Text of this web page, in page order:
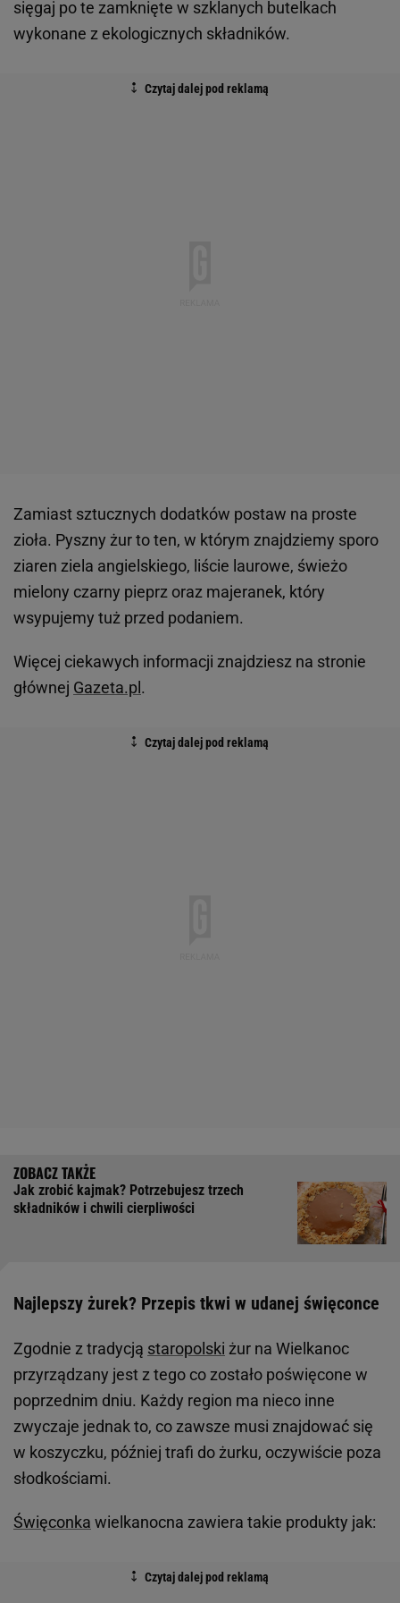
sięgaj po te zamknięte w szklanych butelkach
wykonane z ekologicznych składników.
Zamiast sztucznych dodatków postaw na proste
zioła. Pyszny żur to ten, w którym znajdziemy sporo
ziaren ziela angielskiego, liście laurowe, świeżo
mielony czarny pieprz oraz majeranek, który
wsypujemy tuż przed podaniem.
Więcej ciekawych informacji znajdziesz na stronie
głównej Gazeta.pl .
Jak zrobić kajmak? Potrzebujesz trzech
składników i chwili cierpliwości
Najlepszy żurek? Przepis tkwi w udanej święconce
Zgodnie z tradycją staropolski żur na Wielkanoc
przyrządzany jest z tego co zostało poświęcone w
poprzednim dniu. Każdy region ma nieco inne
zwyczaje jednak to, co zawsze musi znajdować się
w koszyczku, później trafi do żurku, oczywiście poza
słodkościami.
Święconka wielkanocna zawiera takie produkty jak: